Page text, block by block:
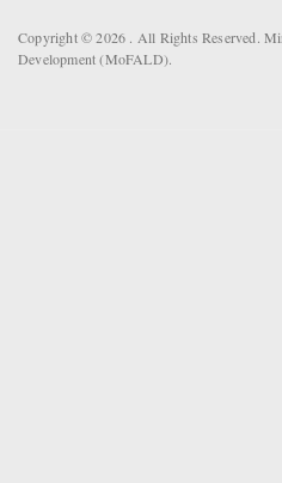
Copyright © 2026 . All Rights Reserved.
Development (MoFALD).